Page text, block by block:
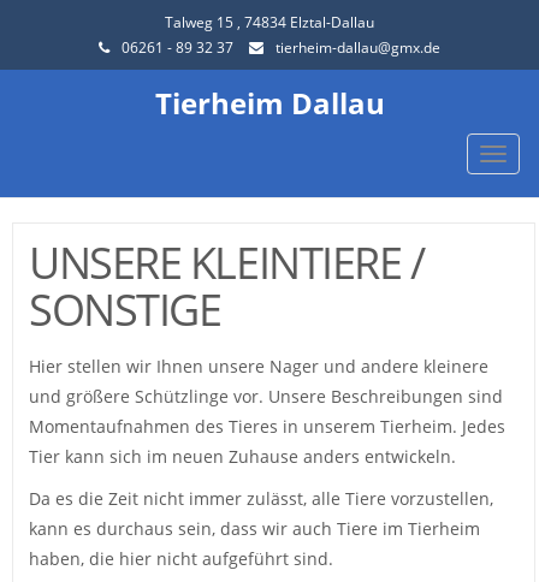
Talweg 15 , 74834 Elztal-Dallau
06261 - 89 32 37
tierheim-dallau@gmx.de
Tierheim Dallau
Toggle
UNSERE KLEINTIERE /
SONSTIGE
Hier stellen wir Ihnen unsere Nager und andere kleinere
und größere Schützlinge vor. Unsere Beschreibungen sind
Momentaufnahmen des Tieres in unserem Tierheim. Jedes
Tier kann sich im neuen Zuhause anders entwickeln.
Da es die Zeit nicht immer zulässt, alle Tiere vorzustellen,
kann es durchaus sein, dass wir auch Tiere im Tierheim
haben, die hier nicht aufgeführt sind.